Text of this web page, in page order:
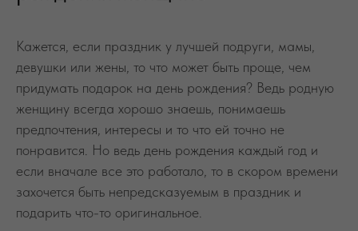
предпочтения, интересы и то что ей точно не
если вначале все это работало, то в скором времени
захочется быть непредсказуемым в праздник и
подарить что-то оригинальное.
ДОСКА САДХУ - ЭТО КРАСИВЫЙ И ПОЛЕЗНЫЙ
ПОДАРОК НА ДЕНЬ РОЖДЕНИЯ ЖЕНЩИНЕ